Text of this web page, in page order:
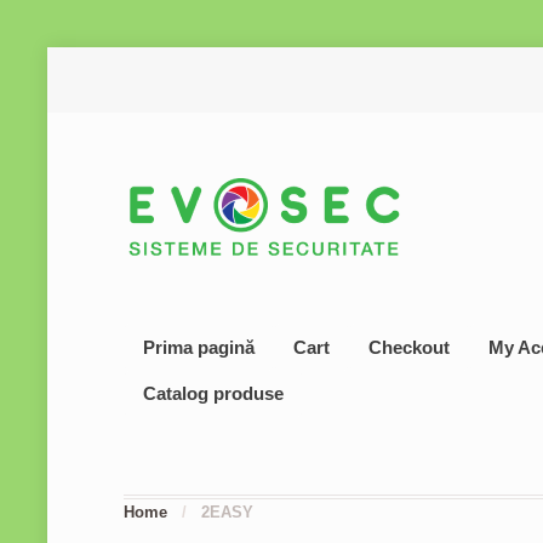
Prima pagină Cart Checkout My
Catalog produse
Home / 2EASY